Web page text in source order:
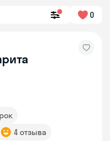
0
4 отзыва